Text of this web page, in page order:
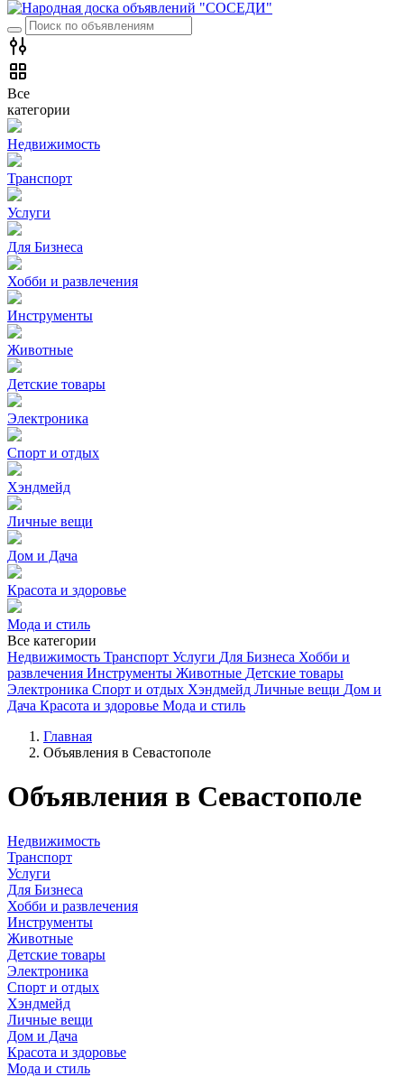
Все
категории
Недвижимость
Транспорт
Услуги
Для Бизнеса
Хобби и развлечения
Инструменты
Животные
Детские товары
Электроника
Спорт и отдых
Хэндмейд
Личные вещи
Дом и Дача
Красота и здоровье
Мода и стиль
Все категории
Недвижимость Транспорт Услуги Для Бизнеса Хобби и
развлечения Инструменты Животные Детские товары
Электроника Спорт и отдых Хэндмейд Личные вещи Дом и
Дача Красота и здоровье Мода и стиль
Главная
Объявления в Севастополе
Объявления в Севастополе
Недвижимость
Транспорт
Услуги
Для Бизнеса
Хобби и развлечения
Инструменты
Животные
Детские товары
Электроника
Спорт и отдых
Хэндмейд
Личные вещи
Дом и Дача
Красота и здоровье
Мода и стиль